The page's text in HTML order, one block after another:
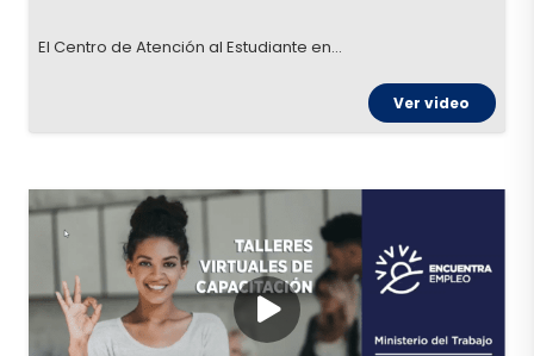
El Centro de Atención al Estudiante en…
Ver video